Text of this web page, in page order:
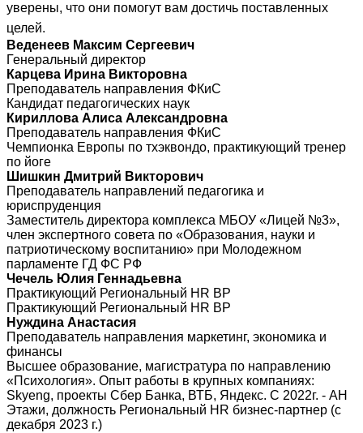
уверены, что они помогут вам достичь поставленных
целей.
Веденеев Максим Сергеевич
Генеральный директор
Карцева Ирина Викторовна
Преподаватель направления ФКиС
Кандидат педагогических наук
Кириллова Алиса Александровна
Преподаватель направления ФКиС
Чемпионка Европы по тхэквондо, практикующий тренер
по йоге
Шишкин Дмитрий Викторович
Преподаватель направлений педагогика и
юриспруденция
Заместитель директора комплекса МБОУ «Лицей №3»,
член экспертного совета по «Образования, науки и
патриотическому воспитанию» при Молодежном
парламенте ГД ФС РФ
Чечель Юлия Геннадьевна
Практикующий Региональный HR BP
Практикующий Региональный HR BP
Нуждина Анастасия
Преподаватель направления маркетинг, экономика и
финансы
Высшее образование, магистратура по направлению
«Психология». Опыт работы в крупных компаниях:
Skyeng, проекты Сбер Банка, ВТБ, Яндекс. С 2022г. - АН
Этажи, должность Региональный HR бизнес-партнер (с
декабря 2023 г.)